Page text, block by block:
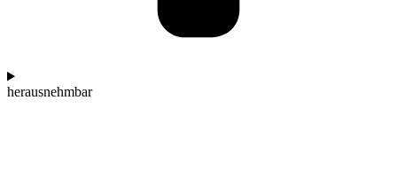
herausnehmbar